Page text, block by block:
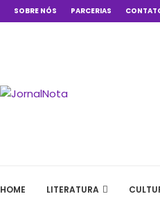
SOBRE NÓS PARCERIAS
HOME LITERATURA